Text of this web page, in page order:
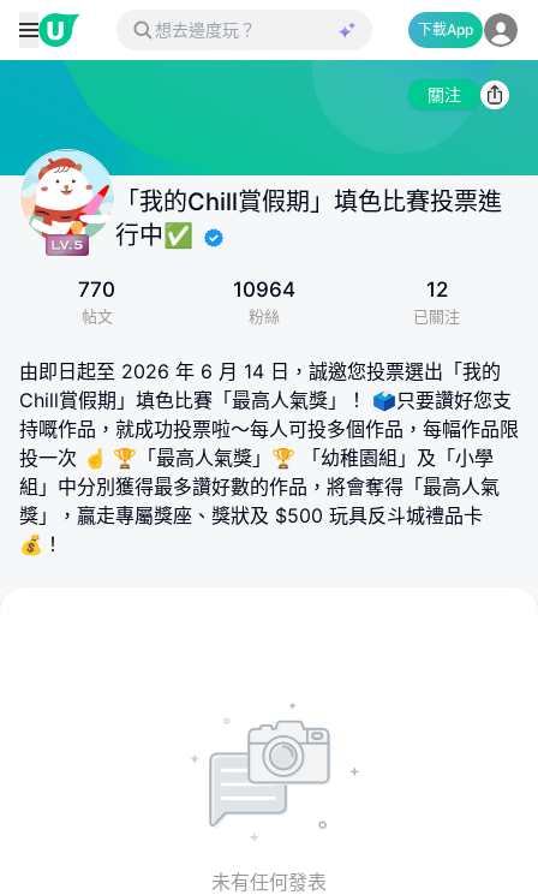
下載App
關注
「我的Chill賞假期」填色比賽投票進
行中✅
770
帖文
10964
粉絲
12
已關注
由即日起至 2026 年 6 月 14 日，誠邀您投票選出「我的
Chill賞假期」填色比賽「最高人氣獎」！ 🗳️只要讚好您支
持嘅作品，就成功投票啦～每人可投多個作品，每幅作品限
投一次 ☝️ 🏆「最高人氣獎」🏆 「幼稚園組」及「小學
組」中分別獲得最多讚好數的作品，將會奪得「最高人氣
獎」，贏走專屬獎座、獎狀及 $500 玩具反斗城禮品卡
💰！
未有任何發表